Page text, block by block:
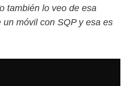
también lo veo de esa
móvil con SQP y esa es